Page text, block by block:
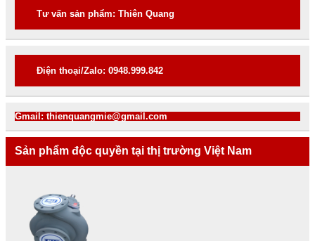
Tư vấn sản phẩm: Thiên Quang
Điện thoại/Zalo: 0948.999.842
Gmail: thienquangmie@gmail.com
Sản phẩm độc quyền tại thị trường Việt Nam